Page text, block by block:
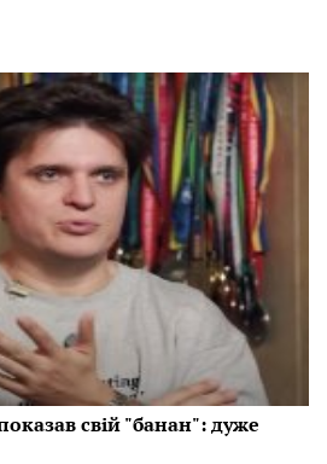
свій "банан": дуже